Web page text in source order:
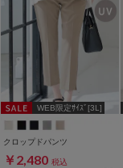
WEB限定ｻｲｽﾞ[3L]
クロップドパンツ
￥2,480 税込